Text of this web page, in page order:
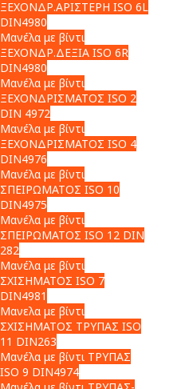
ΞΕΧΟΝΔΡ.ΑΡΙΣΤΕΡΗ ISO 6L
DIN4980
Μανέλα με βίντι
ΞΕΧΟΝΔΡ.ΔΕΞΙΑ ISO 6R
DIN4980
Μανέλα με βίντι
ΞΕΧΟΝΔΡΙΣΜΑΤΟΣ ISO 2
DIN 4972
Μανέλα με βίντι
ΞΕΧΟΝΔΡΙΣΜΑΤΟΣ ISO 4
DIN4976
Μανέλα με βίντι
ΣΠΕΙΡΩΜΑΤΟΣ ISO 10
DIN4975
Μανέλα με βίντι
ΣΠΕΙΡΩΜΑΤΟΣ ISO 12 DIN
282
Μανέλα με βίντι
ΣΧΙΣΗΜΑΤΟΣ ISO 7
DIN4981
Μανελα με βίντι
ΣΧΙΣΗΜΑΤΟΣ ΤΡΥΠΑΣ ISO
11 DIN263
Μανέλα με βίντι ΤΡΥΠΑΣ
ISO 9 DIN4974